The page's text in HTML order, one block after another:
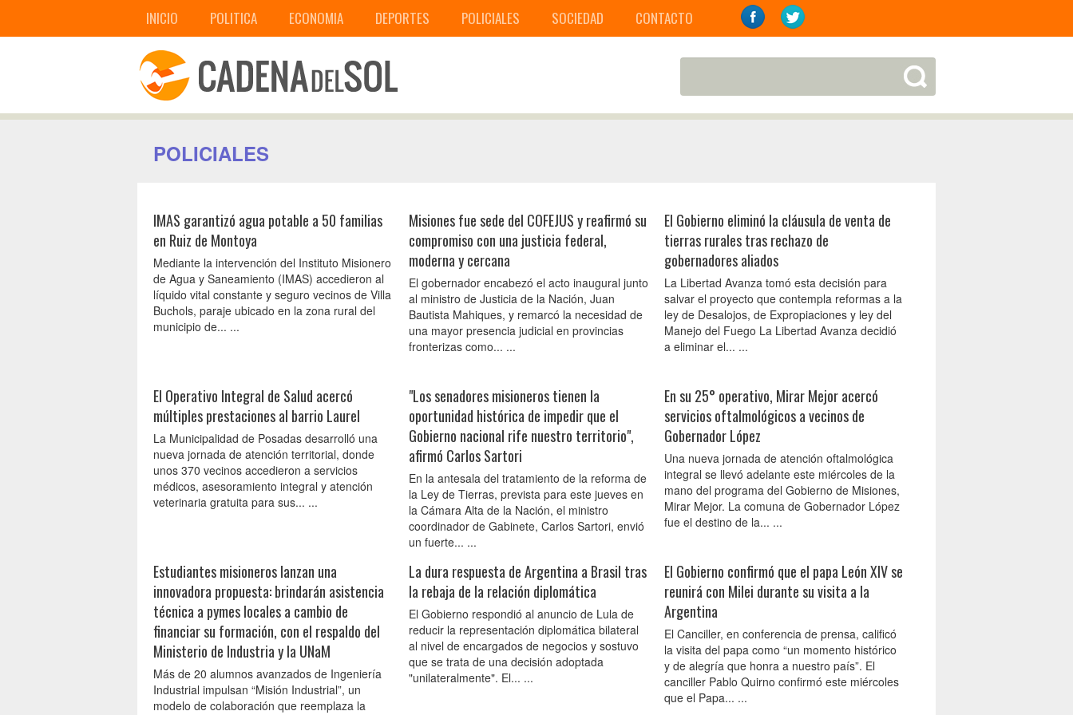
INICIO POLITICA ECONOMIA DEPORTES POLICIALES SOCIEDAD CONTACTO
POLICIALES
IMAS garantizó agua potable a 50 familias
en Ruiz de Montoya
Mediante la intervención del Instituto Misionero
de Agua y Saneamiento (IMAS) accedieron al
líquido vital constante y seguro vecinos de Villa
Buchols, paraje ubicado en la zona rural del
municipio de... ...
Misiones fue sede del COFEJUS y reafirmó su
compromiso con una justicia federal,
moderna y cercana
El gobernador encabezó el acto inaugural junto
al ministro de Justicia de la Nación, Juan
Bautista Mahiques, y remarcó la necesidad de
una mayor presencia judicial en provincias
fronterizas como... ...
El Gobierno eliminó la cláusula de venta de
tierras rurales tras rechazo de
gobernadores aliados
La Libertad Avanza tomó esta decisión para
salvar el proyecto que contempla reformas a la
ley de Desalojos, de Expropiaciones y ley del
Manejo del Fuego La Libertad Avanza decidió
a eliminar el... ...
El Operativo Integral de Salud acercó
múltiples prestaciones al barrio Laurel
La Municipalidad de Posadas desarrolló una
nueva jornada de atención territorial, donde
unos 370 vecinos accedieron a servicios
médicos, asesoramiento integral y atención
veterinaria gratuita para sus... ...
"Los senadores misioneros tienen la
oportunidad histórica de impedir que el
Gobierno nacional rife nuestro territorio",
afirmó Carlos Sartori
En la antesala del tratamiento de la reforma de
la Ley de Tierras, prevista para este jueves en
la Cámara Alta de la Nación, el ministro
coordinador de Gabinete, Carlos Sartori, envió
un fuerte... ...
En su 25° operativo, Mirar Mejor acercó
servicios oftalmológicos a vecinos de
Gobernador López
Una nueva jornada de atención oftalmológica
integral se llevó adelante este miércoles de la
mano del programa del Gobierno de Misiones,
Mirar Mejor. La comuna de Gobernador López
fue el destino de la... ...
Estudiantes misioneros lanzan una
innovadora propuesta: brindarán asistencia
técnica a pymes locales a cambio de
financiar su formación, con el respaldo del
Ministerio de Industria y la UNaM
Más de 20 alumnos avanzados de Ingeniería
Industrial impulsan “Misión Industrial”, un
modelo de colaboración que reemplaza la
La dura respuesta de Argentina a Brasil tras
la rebaja de la relación diplomática
El Gobierno respondió al anuncio de Lula de
reducir la representación diplomática bilateral
al nivel de encargados de negocios y sostuvo
que se trata de una decisión adoptada
"unilateralmente". El... ...
El Gobierno confirmó que el papa León XIV se
reunirá con Milei durante su visita a la
Argentina
El Canciller, en conferencia de prensa, calificó
la visita del papa como “un momento histórico
y de alegría que honra a nuestro país”. El
canciller Pablo Quirno confirmó este miércoles
que el Papa... ...